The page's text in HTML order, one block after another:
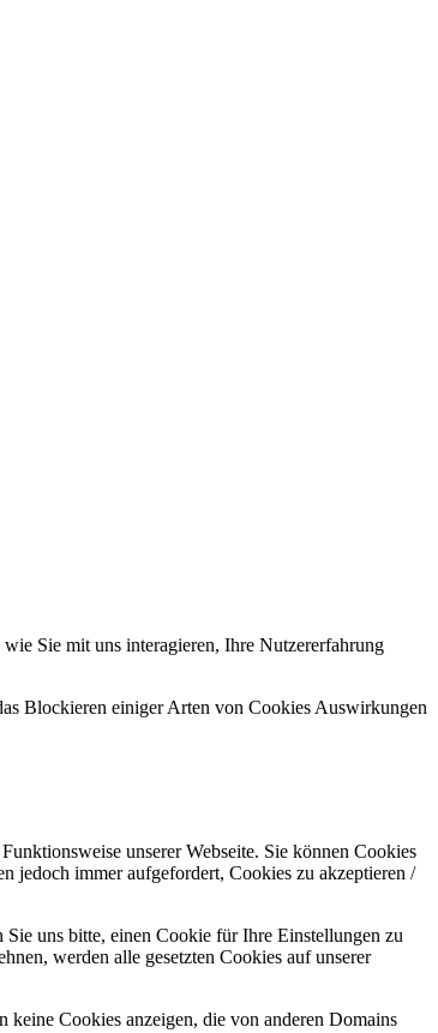
Sie mit uns interagieren, Ihre Nutzererfahrung
Blockieren einiger Arten von Cookies Auswirkungen
unserer Webseite. Sie können Cookies
jedoch immer aufgefordert, Cookies zu akzeptieren /
uns bitte, einen Cookie für Ihre Einstellungen zu
werden alle gesetzten Cookies auf unserer
Cookies anzeigen, die von anderen Domains